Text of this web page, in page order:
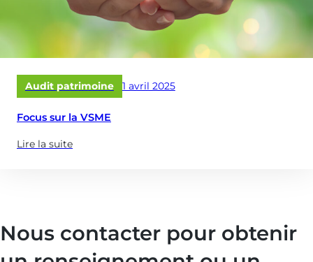
Audit patrimoine
Publié
le
1 avril 2025
Focus sur la VSME
Lire la suite
(à
sur
Nous contacter pour obtenir